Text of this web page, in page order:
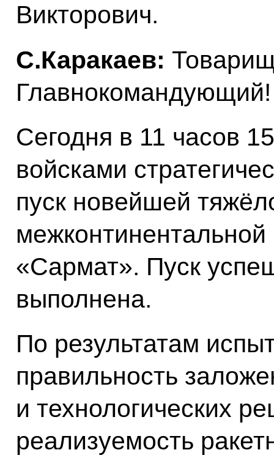
Викторович.
С.Каракаев:
Главнокомандующий!
Сегодня в 11 часов
войсками
пуск новейшей
«Сармат». Пуск
выполнена.
По результатам
правильность
и технологических
реализуемость